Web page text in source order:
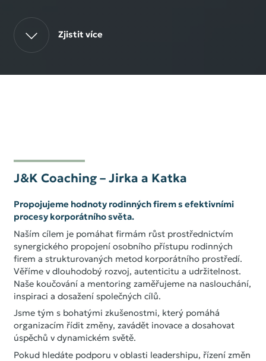
Zjistit více
J&K Coaching – Jirka a Katka
Propojujeme hodnoty rodinných firem s efektivními
procesy korporátního světa.
Naším cílem je pomáhat firmám růst prostřednictvím
synergického propojení osobního přístupu rodinných
firem a strukturovaných metod korporátního prostředí.
Věříme v dlouhodobý rozvoj, autenticitu a udržitelnost.
Naše koučování a mentoring zaměřujeme na naslouchání,
inspiraci a dosažení společných cílů.
Jsme tým s bohatými zkušenostmi, který pomáhá
organizacím řídit změny, zavádět inovace a dosahovat
úspěchů v dynamickém světě.
Pokud hledáte podporu v oblasti leadershipu, řízení změn